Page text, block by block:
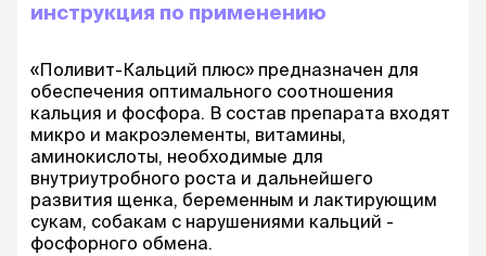
инструкция по применению
«Поливит-Кальций плюс» предназначен для
обеспечения оптимального соотношения
кальция и фосфора. В состав препарата входят
микро и макроэлементы, витамины,
аминокислоты, необходимые для
внутриутробного роста и дальнейшего
развития щенка, беременным и лактирующим
сукам, собакам с нарушениями кальций -
фосфорного обмена.